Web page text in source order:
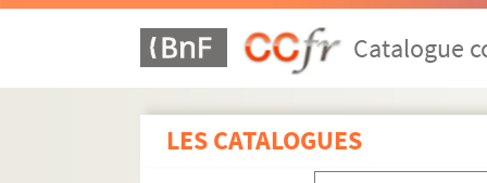
Catalogue
LES CATALOGUES